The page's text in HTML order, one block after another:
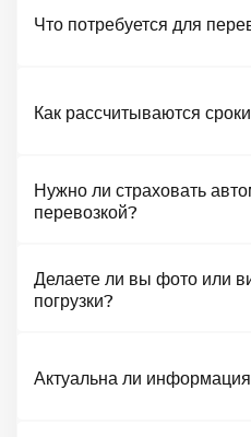
Что потребуется для
Как рассчитываются
Нужно ли страховать
перевозкой?
Делаете ли вы фото или
погрузки?
Актуальна ли